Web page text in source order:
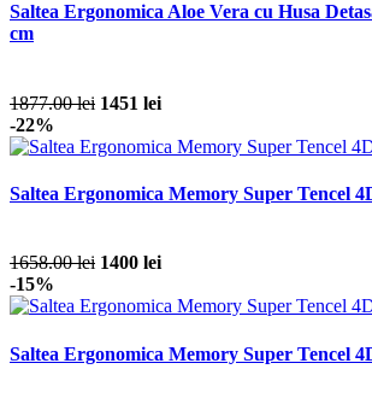
Saltea Ergonomica Aloe Vera cu Husa
cm
1877.00 lei 1451 lei
-22%
Saltea Ergonomica Memory Super Tencel
1658.00 lei 1400 lei
-15%
Saltea Ergonomica Memory Super Tencel